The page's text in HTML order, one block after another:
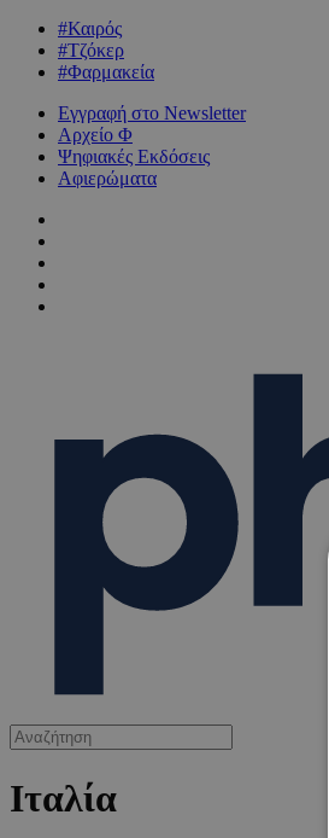
#Καιρός
#Τζόκερ
#Φαρμακεία
Εγγραφή στο Newsletter
Αρχείο Φ
Ψηφιακές Εκδόσεις
Αφιερώματα
Ιταλία